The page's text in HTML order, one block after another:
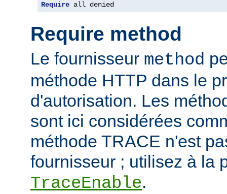
Require all denied
Require method
Le fournisseur method
méthode HTTP dans le
d'autorisation. Les
sont ici considérées
méthode TRACE n'est
fournisseur ; utilisez à la
TraceEnable.